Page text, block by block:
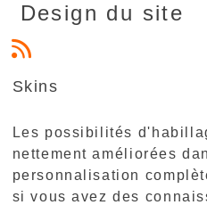
Design du site
Skins
Les possibilités
nettement améliorées
personnalisation
si vous avez des